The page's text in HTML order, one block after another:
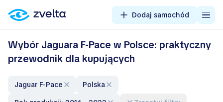
Dodaj samochód
Wybór Jaguara F-Pace w Polsce: praktyczny
przewodnik dla kupujących
Jaguar F-Pace
Polska